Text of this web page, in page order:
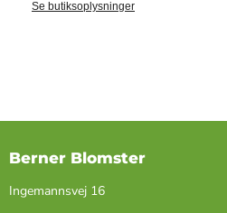
Se butiksoplysninger
Berner Blomster
Ingemannsvej 16